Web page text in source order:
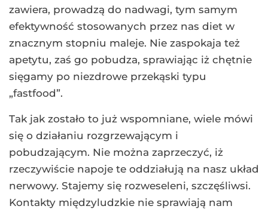
zawiera, prowadzą do nadwagi, tym samym
efektywność stosowanych przez nas diet w
znacznym stopniu maleje. Nie zaspokaja też
apetytu, zaś go pobudza, sprawiając iż chętnie
sięgamy po niezdrowe przekąski typu
„fastfood”.
Tak jak zostało to już wspomniane, wiele mówi
się o działaniu rozgrzewającym i
pobudzającym. Nie można zaprzeczyć, iż
rzeczywiście napoje te oddziałują na nasz układ
nerwowy. Stajemy się rozweseleni, szczęśliwsi.
Kontakty międzyludzkie nie sprawiają nam